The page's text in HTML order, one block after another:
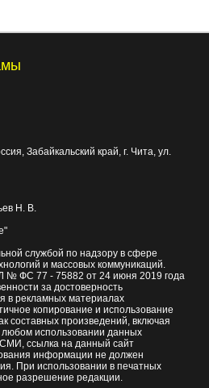
Забайкальский край, г. Чита, ул.
Н. В.
службой по надзору в сфере
и массовых коммуникаций.
№ ФС 77 - 75882 от 24 июня 2019 года
за достоверность
в рекламных материалах
копирование и использование
составных произведений, включая
использовании данных
ссылка на данный сайт
информации не должен
При использовании в печатных
разрешение редакции.